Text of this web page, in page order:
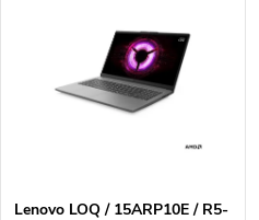
Lenovo LOQ / 15ARP10E / R5-